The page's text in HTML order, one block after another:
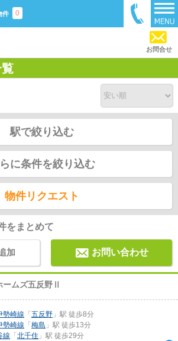
件 0
お問合せ
駅で絞り込む
に条件を絞り込む
物件リクエスト
をまとめて
加 お問い合わせ
ームズ五反野Ⅱ
勢崎線 「 五反野 」駅 徒歩8分
勢崎線 「 梅島 」駅 徒歩13分
線 「 北千住 」駅 徒歩29分